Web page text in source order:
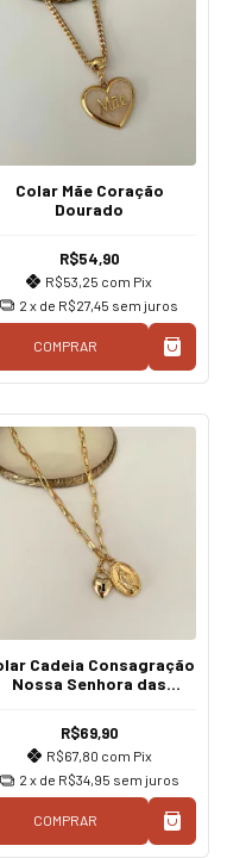
Colar Mãe Coração
Dourado
R$54,90
R$53,25 com Pix
2 x de R$27,45 sem juros
COMPRAR
Cadeia Consagração
Nossa Senhora das
R$69,90
R$67,80 com Pix
2 x de R$34,95 sem juros
COMPRAR